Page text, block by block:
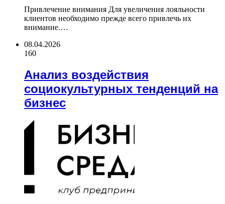
Привлечение внимания Для увеличения лояльности
клиентов необходимо прежде всего привлечь их
внимание.…
08.04.2026
160
Анализ воздействия
социокультурных тенденций на
бизнес